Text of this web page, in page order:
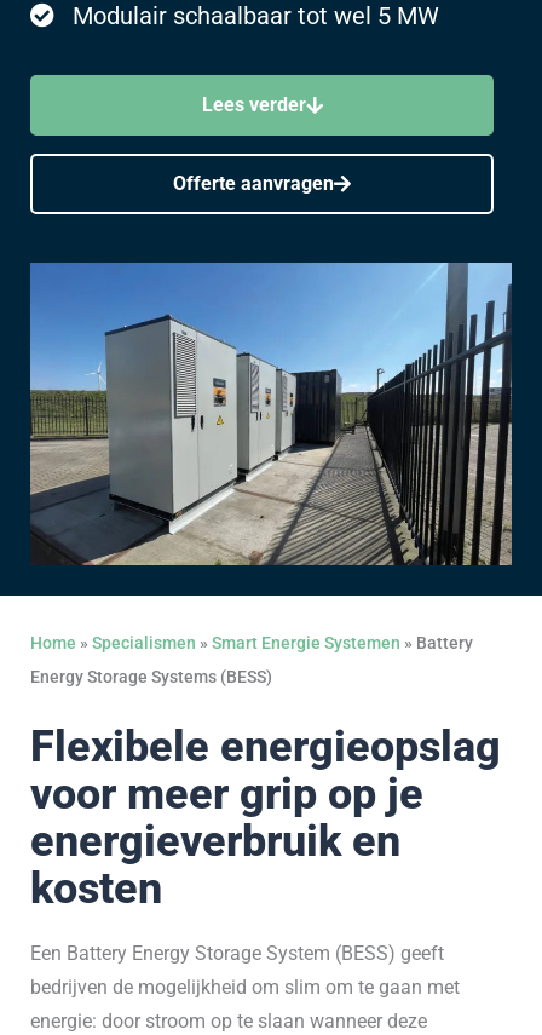
Modulair schaalbaar tot wel 5 MW
Lees verder
Offerte aanvragen
Home » Specialismen » Smart Energie Systemen » Battery
Energy Storage Systems (BESS)
Flexibele energieopslag
voor meer grip op je
energieverbruik en
kosten
Een Battery Energy Storage System (BESS) geeft
bedrijven de mogelijkheid om slim om te gaan met
energie: door stroom op te slaan wanneer deze